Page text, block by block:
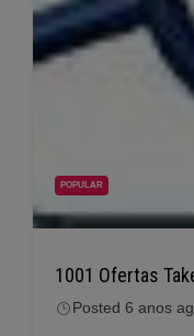
POPULAR
1001 Ofertas
Posted 6 anos